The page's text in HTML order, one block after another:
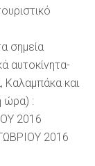
σημεία
αυτοκίνητα-
Καλαμπάκα και
ώρα) :
2016
2016